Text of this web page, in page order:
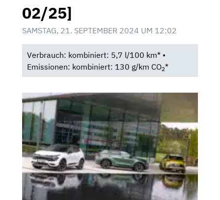
02/25]
SAMSTAG, 21. SEPTEMBER 2024 UM 12:02
Verbrauch: kombiniert: 5,7 l/100 km* •
Emissionen: kombiniert: 130 g/km CO2*